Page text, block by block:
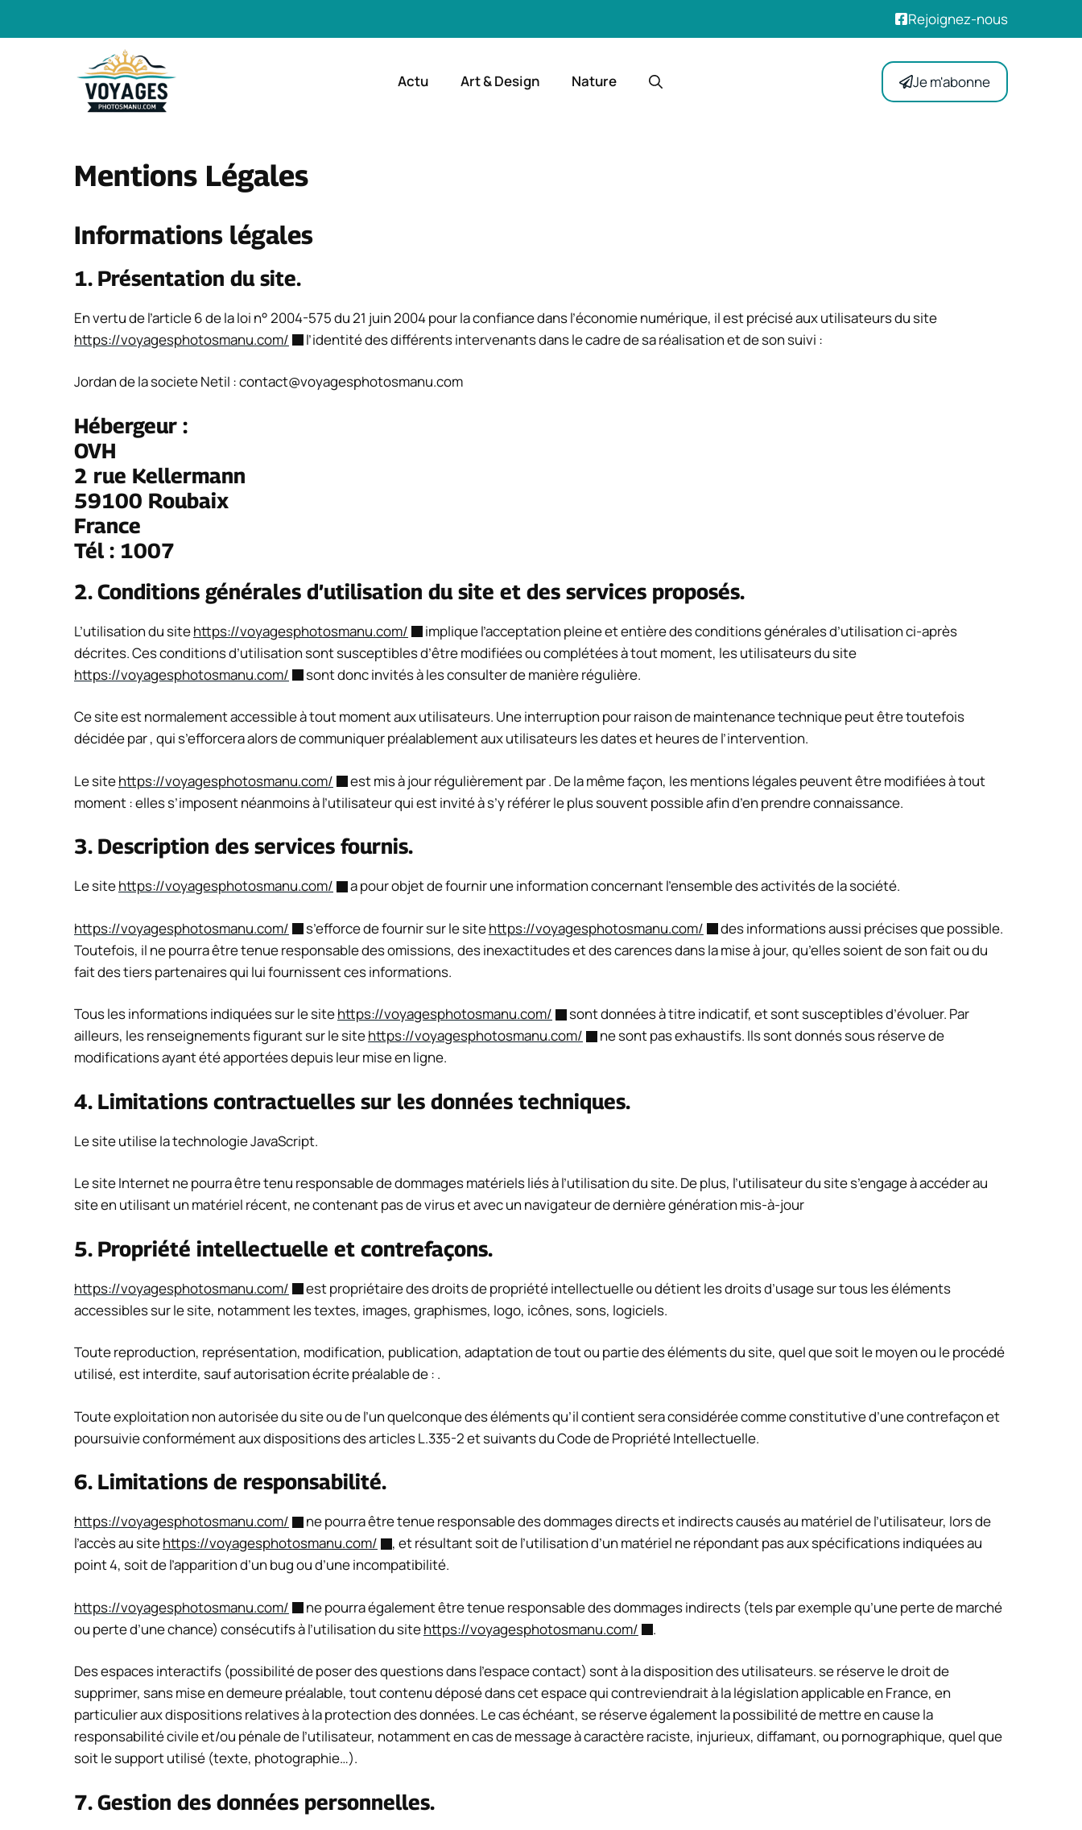
Rejoignez-nous
Actu Art & Design Nature Je m'abonne
Mentions Légales
Informations légales
1. Présentation du site.
En vertu de l’article 6 de la loi n° 2004-575 du 21 juin 2004 pour la confiance dans l’économie numérique, il est précisé aux utilisateurs du site
https://voyagesphotosmanu.com/
l’identité des différents intervenants dans le cadre de sa réalisation et de son suivi :
Jordan de la societe NetiI :contact@voyagesphotosmanu.com
Hébergeur :
OVH
2 rue Kellermann
59100 Roubaix
France
Tél : 1007
2. Conditions générales d’utilisation du site et des services proposés.
L’utilisation du sitehttps://voyagesphotosmanu.com/
implique l’acceptation pleine et entière des conditions générales d’utilisation ci-après
décrites. Ces conditions d’utilisation sont susceptibles d’être modifiées ou complétées à tout moment, les utilisateurs du site
https://voyagesphotosmanu.com/
sont donc invités à les consulter de manière régulière.
Ce site est normalement accessible à tout moment aux utilisateurs. Une interruption pour raison de maintenance technique peut être toutefois
décidée par , qui s’efforcera alors de communiquer préalablement aux utilisateurs les dates et heures de l’intervention.
Le sitehttps://voyagesphotosmanu.com/
est mis à jour régulièrement par . De la même façon, les mentions légales peuvent être modifiées à tout
moment : elles s’imposent néanmoins à l’utilisateur qui est invité à s’y référer le plus souvent possible afin d’en prendre connaissance.
3. Description des services fournis.
Le sitehttps://voyagesphotosmanu.com/ a pour objet de fournir une information concernant l’ensemble des activités de la société.
https://voyagesphotosmanu.com/ s’efforce de fournir sur le sitehttps://voyagesphotosmanu.com/
des informations aussi précises que possible.
Toutefois, il ne pourra être tenue responsable des omissions, des inexactitudes et des carences dans la mise à jour, qu’elles soient de son fait ou du
fait des tiers partenaires qui lui fournissent ces informations.
Tous les informations indiquées sur le sitehttps://voyagesphotosmanu.com/
sont données à titre indicatif, et sont susceptibles d’évoluer. Par
ailleurs, les renseignements figurant sur le sitehttps://voyagesphotosmanu.com/
ne sont pas exhaustifs. Ils sont donnés sous réserve de
modifications ayant été apportées depuis leur mise en ligne.
4. Limitations contractuelles sur les données techniques.
Le site utilise la technologie JavaScript.
Le site Internet ne pourra être tenu responsable de dommages matériels liés à l’utilisation du site. De plus, l’utilisateur du site s’engage à accéder au
site en utilisant un matériel récent, ne contenant pas de virus et avec un navigateur de dernière génération mis-à-jour
5. Propriété intellectuelle et contrefaçons.
https://voyagesphotosmanu.com/
est propriétaire des droits de propriété intellectuelle ou détient les droits d’usage sur tous les éléments
accessibles sur le site, notamment les textes, images, graphismes, logo, icônes, sons, logiciels.
Toute reproduction, représentation, modification, publication, adaptation de tout ou partie des éléments du site, quel que soit le moyen ou le procédé
utilisé, est interdite, sauf autorisation écrite préalable de : .
Toute exploitation non autorisée du site ou de l’un quelconque des éléments qu’il contient sera considérée comme constitutive d’une contrefaçon et
poursuivie conformément aux dispositions des articles L.335-2 et suivants du Code de Propriété Intellectuelle.
6. Limitations de responsabilité.
https://voyagesphotosmanu.com/
ne pourra être tenue responsable des dommages directs et indirects causés au matériel de l’utilisateur, lors de
l’accès au sitehttps://voyagesphotosmanu.com/
, et résultant soit de l’utilisation d’un matériel ne répondant pas aux spécifications indiquées au
point 4, soit de l’apparition d’un bug ou d’une incompatibilité.
https://voyagesphotosmanu.com/
ne pourra également être tenue responsable des dommages indirects (tels par exemple qu’une perte de marché
ou perte d’une chance) consécutifs à l’utilisation du sitehttps://voyagesphotosmanu.com/ .
Des espaces interactifs (possibilité de poser des questions dans l’espace contact) sont à la disposition des utilisateurs. se réserve le droit de
supprimer, sans mise en demeure préalable, tout contenu déposé dans cet espace qui contreviendrait à la législation applicable en France, en
particulier aux dispositions relatives à la protection des données. Le cas échéant, se réserve également la possibilité de mettre en cause la
responsabilité civile et/ou pénale de l’utilisateur, notamment en cas de message à caractère raciste, injurieux, diffamant, ou pornographique, quel que
soit le support utilisé (texte, photographie…).
7. Gestion des données personnelles.